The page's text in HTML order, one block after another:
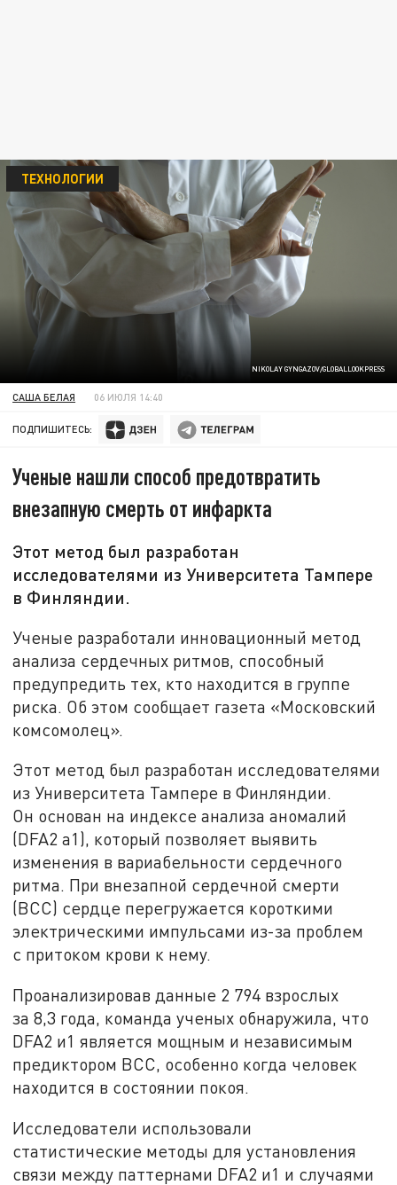
NIKOLAY GYNGAZOV/GLOBALLOOKPRESS
ТЕХНОЛОГИИ
САША БЕЛАЯ 06 ИЮЛЯ 14:40
ПОДПИШИТЕСЬ:
Ученые нашли способ предотвратить
внезапную смерть от инфаркта
Этот метод был разработан
исследователями из Университета Тампере
в Финляндии.
Ученые разработали инновационный метод
анализа сердечных ритмов, способный
предупредить тех, кто находится в группе
риска. Об этом сообщает газета «Московский
комсомолец».
Этот метод был разработан исследователями
из Университета Тампере в Финляндии.
Он основан на индексе анализа аномалий
(DFA2 a1), который позволяет выявить
изменения в вариабельности сердечного
ритма. При внезапной сердечной смерти
(ВСС) сердце перегружается короткими
электрическими импульсами из-за проблем
с притоком крови к нему.
Проанализировав данные 2 794 взрослых
за 8,3 года, команда ученых обнаружила, что
DFA2 и1 является мощным и независимым
предиктором ВСС, особенно когда человек
находится в состоянии покоя.
Исследователи использовали
статистические методы для установления
связи между паттернами DFA2 и1 и случаями